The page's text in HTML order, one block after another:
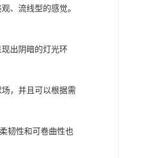
、流线型的感觉。
出阴暗的灯光环
，并且可以根据需
韧性和可卷曲性也